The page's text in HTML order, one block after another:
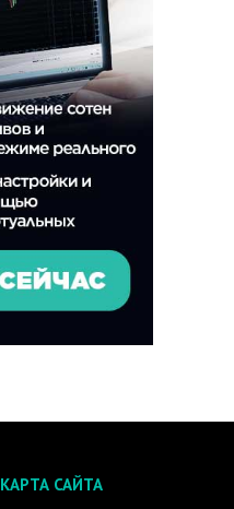
КАРТА САЙТА